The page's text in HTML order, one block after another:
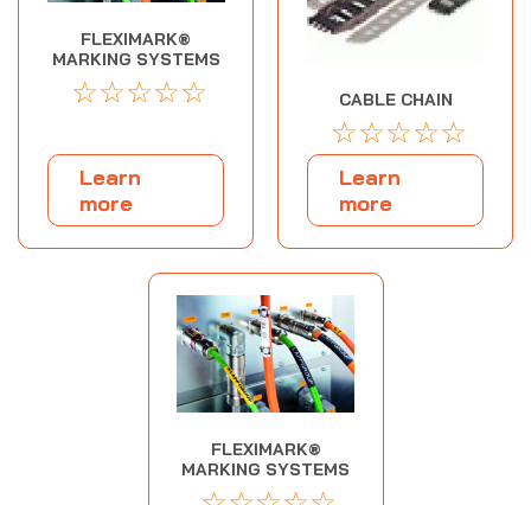
FLEXIMARK®
MARKING SYSTEMS
☆☆☆☆☆
Learn
more
CABLE CHAIN
☆☆☆☆☆
Learn
more
FLEXIMARK®
MARKING SYSTEMS